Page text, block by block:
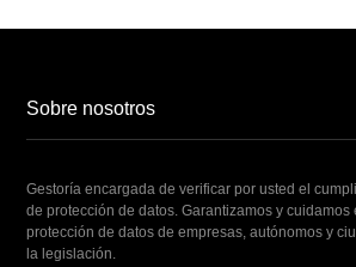
Sobre nosotros
Gestoría encargada de verificar por usted el
de protección de datos. Garantizamos y cuidamos
protección de datos de empresas, autónomos y
la legislación.